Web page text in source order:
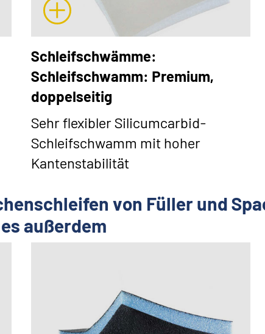
Schleifschwämme:
Schleifschwamm: Premium,
doppelseitig
Sehr flexibler Silicumcarbid-
Schleifschwamm mit hoher
Kantenstabilität
von Füller und
außerdem